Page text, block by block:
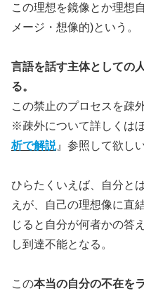
この理想を鏡像とか理想
メージ・想像的)という。
言語を話す主体としての
る。
この禁止のプロセスを疎
※疎外について詳しくは
析で解説』参照して欲し
ひらたくいえば、自分と
えが、自己の理想像に直
じると自分が何者かの答
し到達不能となる。
この本当の自分の不在を